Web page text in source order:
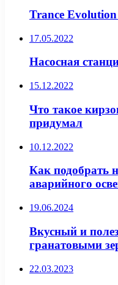
Trance
17.05.2022
Насосная
15.12.2022
Что такое
придумал
10.12.2022
Как подобрать
аварийного
19.06.2024
Вкусный и
гранатовыми
22.03.2023